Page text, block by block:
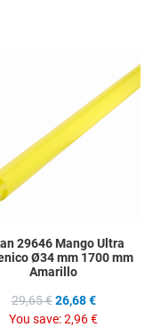
29646 Mango Ultra
Ø34 mm 1700 mm
Amarillo
29,65 € 26,68 €
You save:2,96 €